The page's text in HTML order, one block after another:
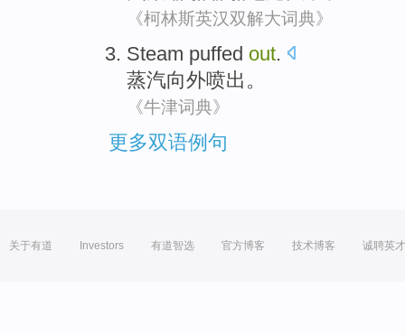
《柯林斯英汉双解大词典》
Steam puffed out.
蒸汽向外喷出。
《牛津词典》
更多双语例句
关于有道 Investors 有道智选 官方博客 技术博客 诚聘英才